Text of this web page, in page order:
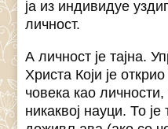
ја из индивидуе
личност.
А личност је тајна.
Христа Који је
човека као личности,
никаквој науци. То је